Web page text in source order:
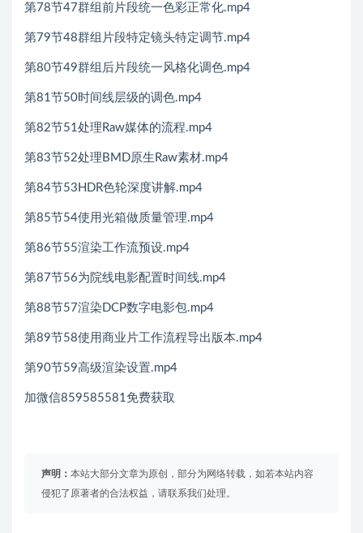
第78节47群组前片段统一色彩正常化.mp4
第79节48群组片段特定镜头特定调节.mp4
第80节49群组后片段统一风格化调色.mp4
第81节50时间线层级的调色.mp4
第82节51处理Raw媒体的流程.mp4
第83节52处理BMD原生Raw素材.mp4
第84节53HDR色轮深度讲解.mp4
第85节54使用光箱做质量管理.mp4
第86节55渲染工作流预设.mp4
第87节56为院线电影配置时间线.mp4
第88节57渲染DCP数字电影包.mp4
第89节58使用商业片工作流程导出版本.mp4
第90节59高级渲染设置.mp4
加微信859585581免费获取
声明： 本站大部分文章为原创，部分为网络转载，如若本站内容
侵犯了原著者的合法权益，请联系我们处理。